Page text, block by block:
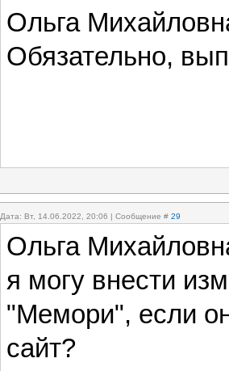
Ольга
Обязательно,
Дата: Вт, 14.06.2022, 20:06 | Сообщение # 29
Ольга
я могу внести
"Мемори", если
сайт?